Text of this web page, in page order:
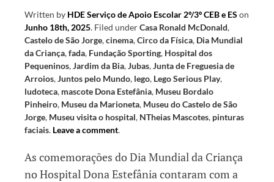
Written by HDE Serviço de Apoio Escolar 2º/3º CEB e ES on
Junho 18th, 2025. Filed underCasa Ronald McDonald,
Castelo de São Jorge,cinema,Circo da Física, Dia Mundial
da Criança,fada, Fundação Sporting, Hospital dos
Pequeninos,Jardim da Bia,Jubas,Junta de Freguesia de
Arroios,Juntos pelo Mundo, lego, Lego Serious Play,
ludoteca, mascote Dona Estefânia, Museu Bordalo
Pinheiro, Museu da Marioneta, Museu do Castelo de São
Jorge, Museu visita o hospital, NTheias Mascotes, pinturas
faciais. Leave a comment.
As comemorações do Dia Mundial da Criança
no Hospital Dona Estefânia contaram com a